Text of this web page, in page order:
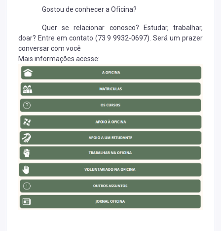
Gostou de conhecer a Oficina?
Quer se relacionar conosco? Estudar, trabalhar,
doar? Entre em contato (73 9 9932-0697). Será um prazer
conversar com você
Mais informações acesse: